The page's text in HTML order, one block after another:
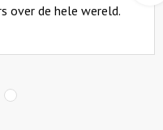
over de hele wereld.